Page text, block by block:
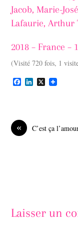
Jacob, Marie-
Lafaurie, Arthur
2018 – France –
(Visité 720 fois, 1
F
o
o
k
L
I
X
« C’est ça
Laisser un